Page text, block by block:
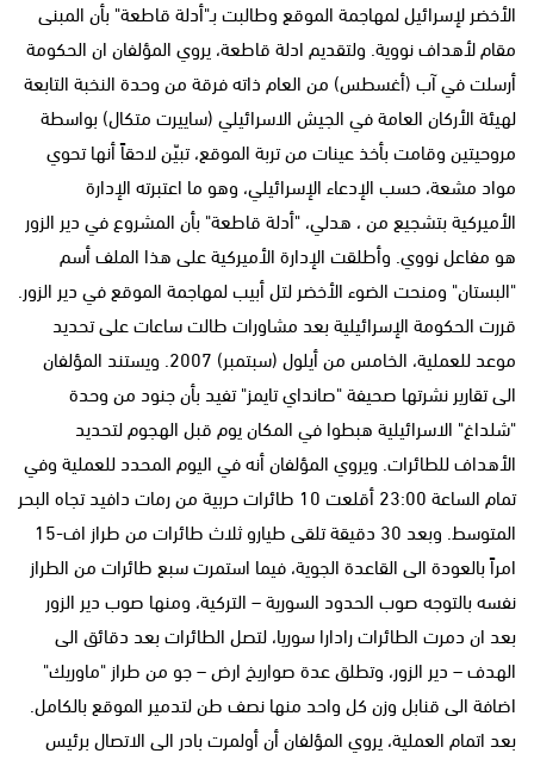
الأخضر لإسرائيل لمهاجمة الموقع وطالبت بـ"أدلة قاطعة" بأن المبنى
مقام لأهداف نووية. ولتقديم ادلة قاطعة، يروي المؤلفان ان الحكومة
أرسلت في آب (أغسطس) من العام ذاته فرقة من وحدة النخبة التابعة
لهيئة الأركان العامة في الجيش الاسرائيلي (ساييرت متكال) بواسطة
مروحيتين وقامت بأخذ عينات من تربة الموقع، تبيّن لاحقاً أنها تحوي
مواد مشعة، حسب الإدعاء الإسرائيلي، وهو ما اعتبرته الإدارة
الأميركية بتشجيع من ، هدلي، "أدلة قاطعة" بأن المشروع في دير الزور
هو مفاعل نووي. وأطلقت الإدارة الأميركية على هذا الملف أسم
"البستان" ومنحت الضوء الأخضر لتل أبيب لمهاجمة الموقع في دير الزور.
قررت الحكومة الإسرائيلية بعد مشاورات طالت ساعات على تحديد
موعد للعملية، الخامس من أيلول (سبتمبر) 2007. ويستند المؤلفان
الى تقارير نشرتها صحيفة "صانداي تايمز" تفيد بأن جنود من وحدة
"شلداغ" الاسرائيلية هبطوا في المكان يوم قبل الهجوم لتحديد
الأهداف للطائرات. ويروي المؤلفان أنه في اليوم المحدد للعملية وفي
تمام الساعة 23:00 أقلعت 10 طائرات حربية من رمات دافيد تجاه البحر
المتوسط. وبعد 30 دقيقة تلقى طيارو ثلاث طائرات من طراز اف-15
امراً بالعودة الى القاعدة الجوية، فيما استمرت سبع طائرات من الطراز
نفسه بالتوجه صوب الحدود السورية – التركية، ومنها صوب دير الزور
بعد ان دمرت الطائرات رادارا سوريا، لتصل الطائرات بعد دقائق الى
الهدف – دير الزور، وتطلق عدة صواريخ ارض – جو من طراز "ماوريك"
اضافة الى قنابل وزن كل واحد منها نصف طن لتدمير الموقع بالكامل.
بعد اتمام العملية، يروي المؤلفان أن أولمرت بادر الى الاتصال برئيس